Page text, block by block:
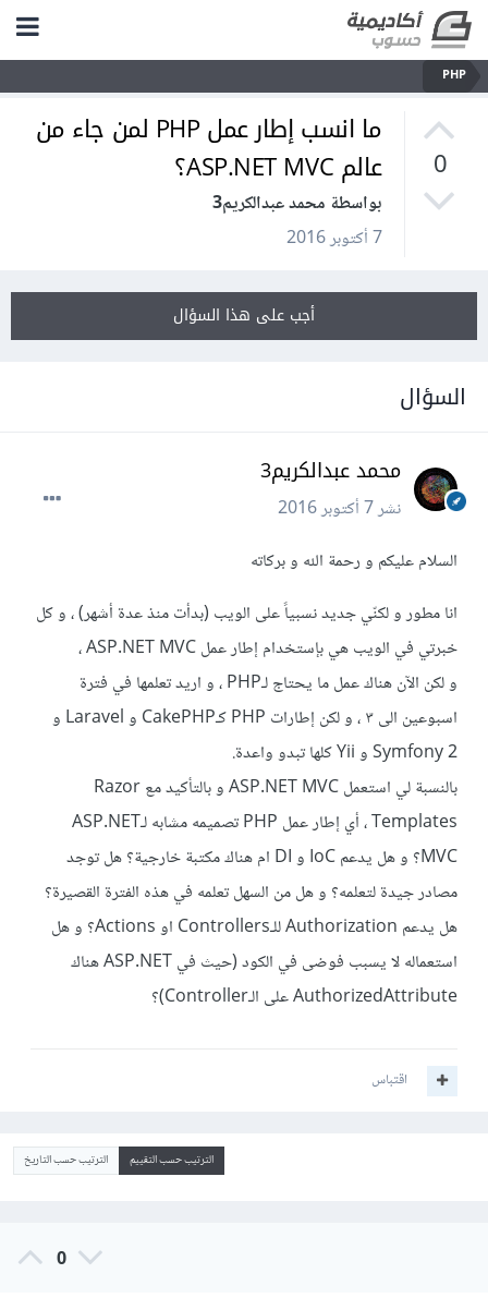
PHP
0
ما انسب إطار عمل PHP لمن جاء من
عالم ASP.NET MVC؟
بواسطة محمد عبدالكريم3
7 أكتوبر 2016
أجب على هذا السؤال
السؤال
محمد عبدالكريم3
نشر7 أكتوبر 2016
السلام عليكم و رحمة الله و بركاته
انا مطور و لكنّي جديد نسبياً على الويب (بدأت منذ عدة أشهر) ، و كل
خبرتي في الويب هي بإستخدام إطار عمل ASP.NET MVC ،
و لكن الآن هناك عمل ما يحتاج لـPHP ، و اريد تعلمها في فترة
اسبوعين الى ٣ ، و لكن إطارات PHP كـCakePHP و Laravel و
Symfony 2 و Yii كلها تبدو واعدة.
بالنسبة لي استعمل ASP.NET MVC و بالتأكيد مع Razor
Templates ، أي إطار عمل PHP تصميمه مشابه لـASP.NET
MVC؟ و هل يدعم IoC و DI ام هناك مكتبة خارجية؟ هل توجد
مصادر جيدة لتعلمه؟ و هل من السهل تعلمه في هذه الفترة القصيرة؟
هل يدعم Authorization للـControllers او Actions؟ و هل
استعماله لا يسبب فوضى في الكود (حيث في ASP.NET هناك
AuthorizedAttribute على الـController)؟
اقتباس
الترتيب حسب التقييم الترتيب حسب التاريخ
0